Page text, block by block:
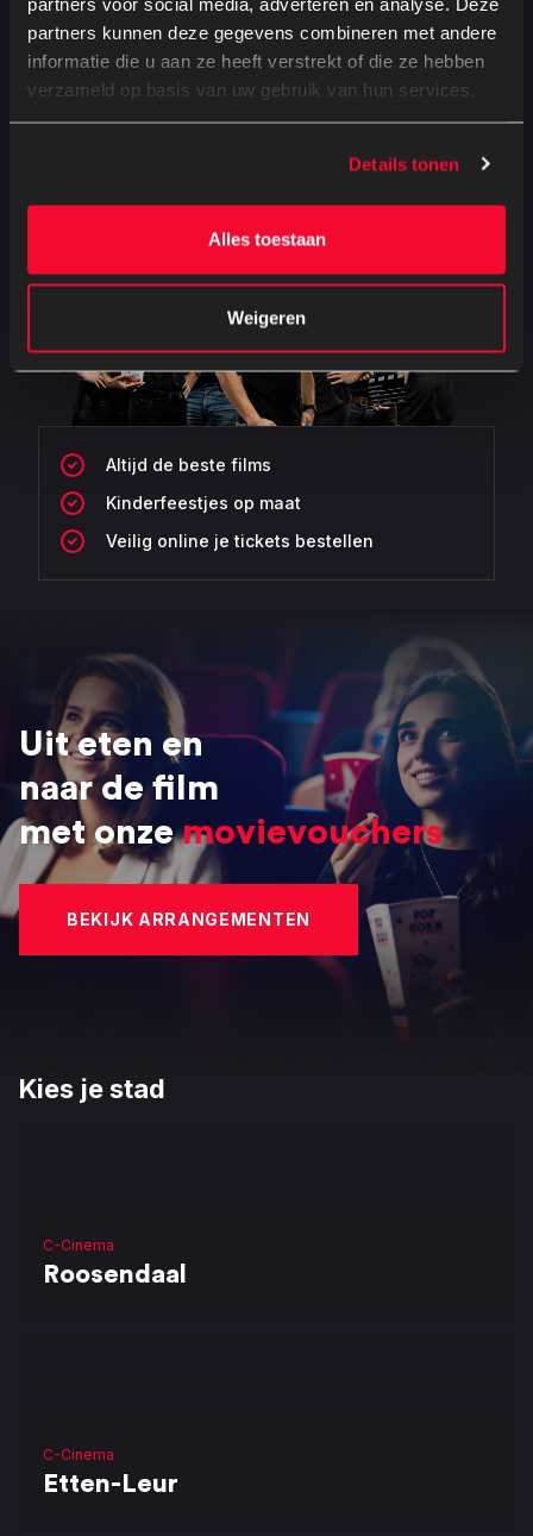
partners kunnen deze gegevens combineren met andere
informatie die u aan ze heeft verstrekt of die ze hebben
verzameld op basis van uw gebruik van hun services.
Details tonen
Alles toestaan
Weigeren
BEKIJK ALLE VACATURES
Altijd de beste films
Kinderfeestjes op maat
Veilig online je tickets bestellen
Uit eten en
naar de film
met onzemovievouchers
BEKIJK ARRANGEMENTEN
Kies je stad
C-Cinema
Roosendaal
C-Cinema
Etten-Leur